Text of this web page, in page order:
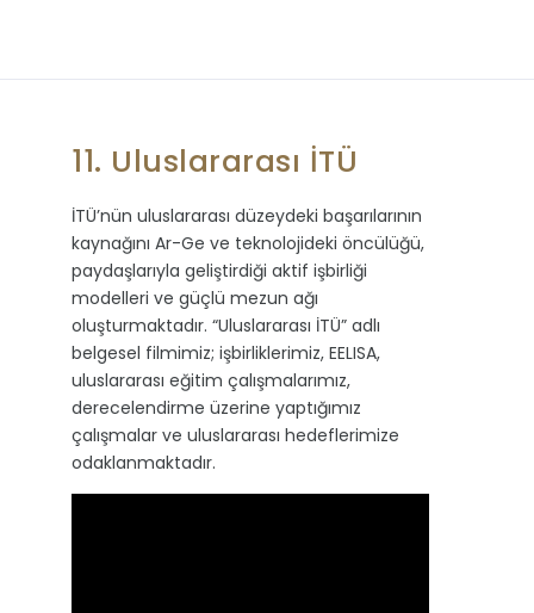
11. Uluslararası İTÜ
İTÜ’nün uluslararası düzeydeki başarılarının
kaynağını Ar-Ge ve teknolojideki öncülüğü,
paydaşlarıyla geliştirdiği aktif işbirliği
modelleri ve güçlü mezun ağı
oluşturmaktadır. “Uluslararası İTÜ” adlı
belgesel filmimiz; işbirliklerimiz, EELISA,
uluslararası eğitim çalışmalarımız,
derecelendirme üzerine yaptığımız
çalışmalar ve uluslararası hedeflerimize
odaklanmaktadır.